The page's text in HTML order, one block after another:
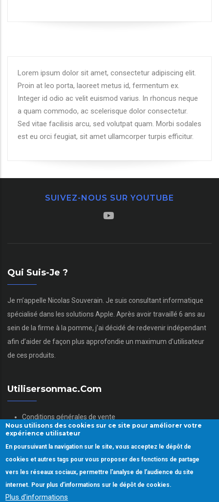
Lorem ipsum dolor sit amet, consectetur adipiscing elit.
Proin at leo porta, laoreet metus id, fermentum ex.
Integer id odio ac velit euismod varius. In rhoncus neque
a quam commodo, ac scelerisque dolor consectetur.
Sed vitae facilisis arcu, sed volutpat quam. Morbi sodales
est eu orci feugiat, sit amet ullamcorper turpis efficitur.
SUIVEZ-NOUS SUR YOUTUBE
Qui Suis-Je ?
Je m’appelle Nicolas Souverain. Je suis consultant informatique
spécialisé dans les solutions Apple. Après avoir travaillé 6 ans au
sein de la firme à la pomme, j’ai décidé de redevenir indépendant
afin d’aider de façon plus approfondie un maximum d’utilisateur
de ces produits.
Utilisersonmac.com
Conditions générales de vente
Mentions légales
Politique des données personnelles
Gestion des Cookies
Nous utilisons des cookies sur ce site pour améliorer votre
expérience utilisateur
En poursuivant la navigation sur le site, vous acceptez le dépôt de
cookies et autres tags pour vous proposer des fonctions de partage
vers les réseaux sociaux, permettre l'analyse de l’audience du site
internet. Pour plus d’informations sur le dépôt de cookies.
Plus d'informations